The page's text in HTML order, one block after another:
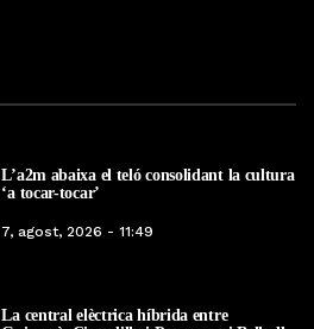
L’a2m abaixa el teló consolidant la cultura
‘a tocar-tocar’
7, agost, 2026 - 11:49
La central elèctrica híbrida entre